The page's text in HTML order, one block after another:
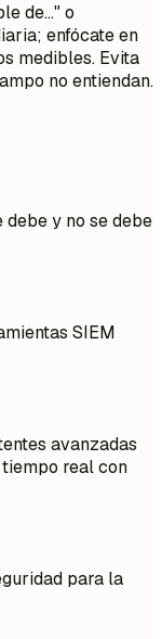
de..." o
enfócate en
medibles. Evita
no entiendan.
debe y no se debe
SIEM
avanzadas
tiempo real con
para la